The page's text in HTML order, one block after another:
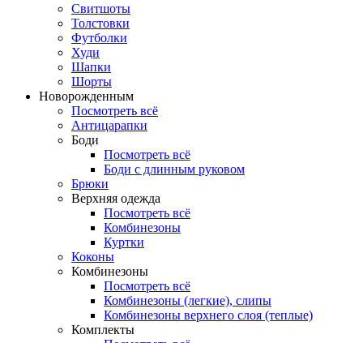
Свитшоты
Толстовки
Футболки
Худи
Шапки
Шорты
Новорожденным
Посмотреть всё
Антицарапки
Боди
Посмотреть всё
Боди с длинным руковом
Брюки
Верхняя одежда
Посмотреть всё
Комбинезоны
Куртки
Коконы
Комбинезоны
Посмотреть всё
Комбинезоны (легкие), слипы
Комбинезоны верхнего слоя (теплые)
Комплекты